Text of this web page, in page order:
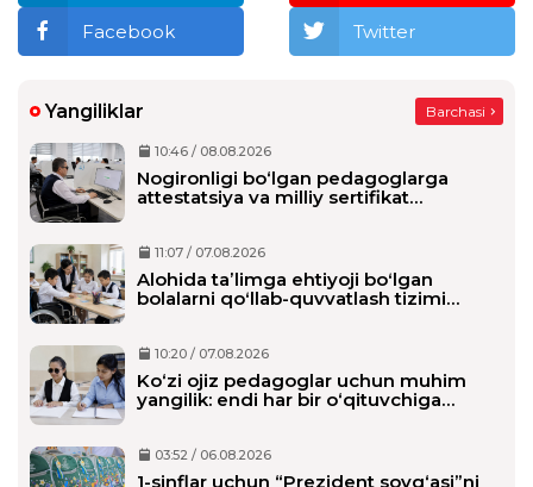
Facebook Twitter
Yangiliklar Barchasi
10:46 / 08.08.2026
Nogironligi bo‘lgan pedagoglarga
attestatsiya va milliy sertifikat
11:07 / 07.08.2026
Alohida taʼlimga ehtiyoji boʻlgan
bolalarni qoʻllab-quvvatlash tizimi
10:20 / 07.08.2026
Ko‘zi ojiz pedagoglar uchun muhim
yangilik: endi har bir o‘qituvchiga
03:52 / 06.08.2026
1-sinflar uchun “Prezident sovg‘asi”ni